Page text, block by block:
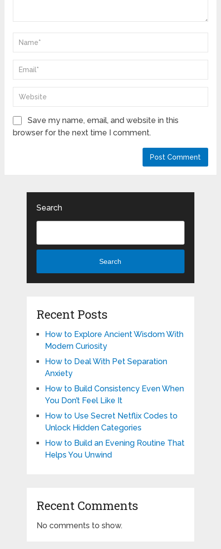
Save my name, email, and website in this
browser for the next time I comment.
Search
Search
Recent Posts
How to Explore Ancient Wisdom With
Modern Curiosity
How to Deal With Pet Separation
Anxiety
How to Build Consistency Even When
You Don’t Feel Like It
How to Use Secret Netflix Codes to
Unlock Hidden Categories
How to Build an Evening Routine That
Helps You Unwind
Recent Comments
No comments to show.